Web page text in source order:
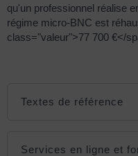
qu'un professionnel réalise
régime micro-BNC est
class="valeur">77 700 €</
Textes de référence
Services en ligne et